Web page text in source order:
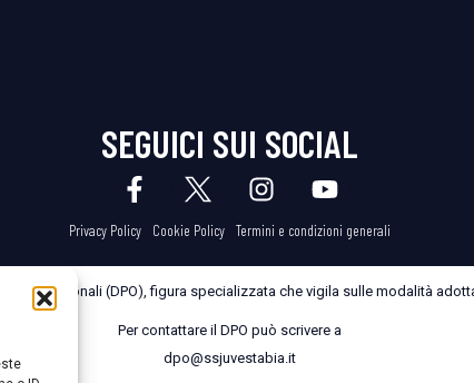
SEGUICI SUI SOCIAL
Privacy Policy Cookie Policy Termini e condizioni generali
Dati Personali (DPO), figura specializzata che vigila sulle modalità
Per contattare il DPO può scrivere a
dpo@ssjuvestabia.it